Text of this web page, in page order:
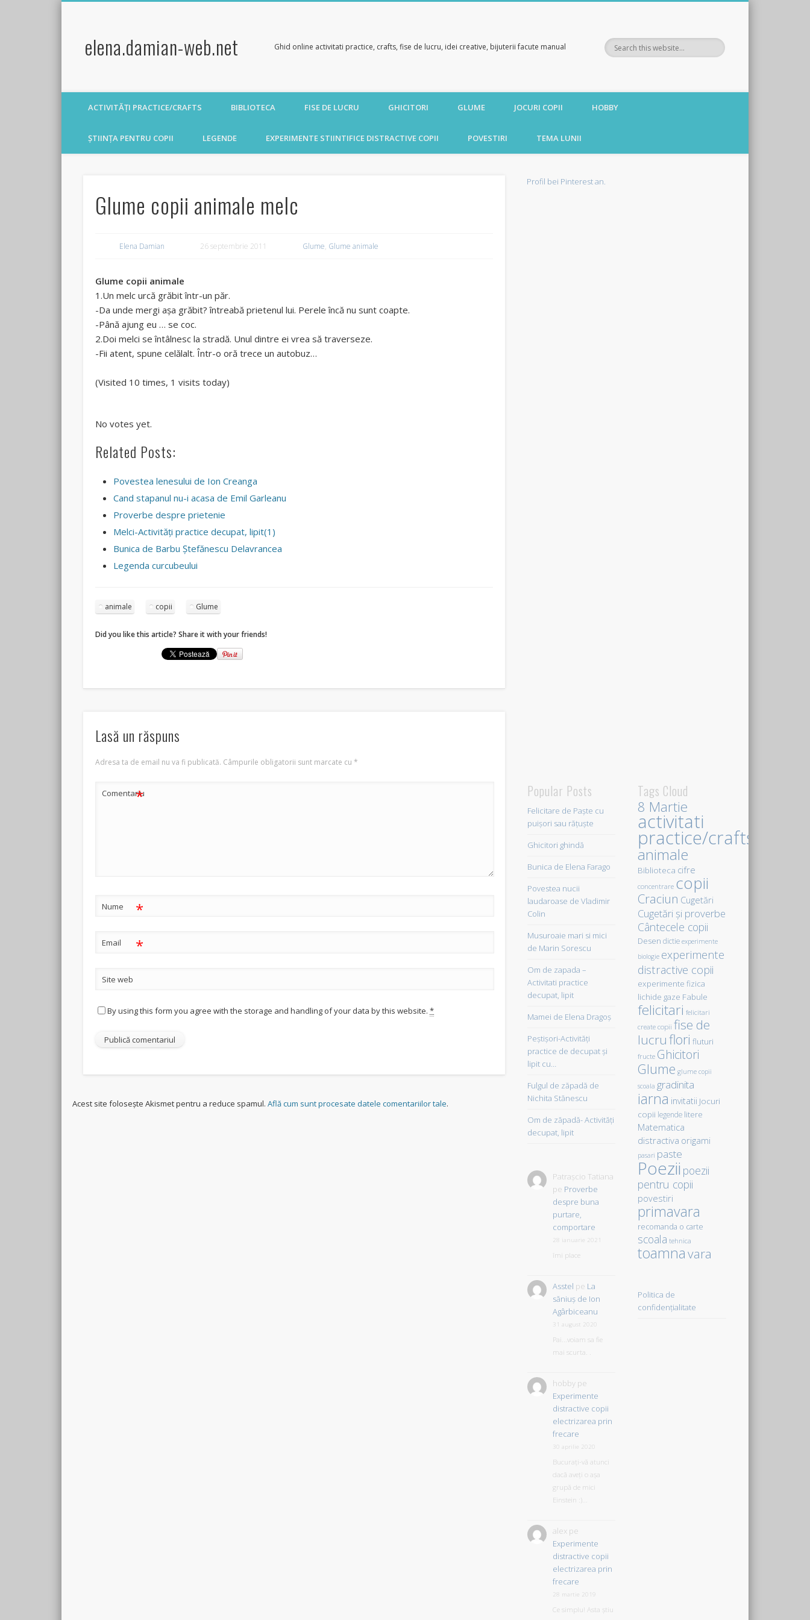
elena.damian-web.net Ghid online activitati practice, crafts, fise de lucru, idei creative, bijuterii facute manual
ACTIVITĂȚI PRACTICE/CRAFTS BIBLIOTECA FISE DE LUCRU GHICITORI GLUME JOCURI COPII HOBBY
ȘTIINȚA PENTRU COPII LEGENDE EXPERIMENTE STIINTIFICE DISTRACTIVE COPII POVESTIRI TEMA LUNII
Glume copii animale melc
Elena Damian 26 septembrie 2011 Glume, Glume animale
Glume copii animale
1.Un melc urcă grăbit într-un păr.
-Da unde mergi aşa grăbit? întreabă prietenul lui. Perele încă nu sunt coapte.
-Până ajung eu … se coc.
2.Doi melci se întâlnesc la stradă. Unul dintre ei vrea să traverseze.
-Fii atent, spune celălalt. Într-o oră trece un autobuz…
(Visited 10 times, 1 visits today)
No votes yet.
Related Posts:
Povestea lenesului de Ion Creanga
Cand stapanul nu-i acasa de Emil Garleanu
Proverbe despre prietenie
Melci-Activităţi practice decupat, lipit(1)
Bunica de Barbu Ştefănescu Delavrancea
Legenda curcubeului
animale copii Glume
Did you like this article? Share it with your friends!
Lasă un răspuns
Adresa ta de email nu va fi publicată. Câmpurile obligatorii sunt marcate cu*
Comentariu
*
Nume *
Email *
Site web
By using this form you agree with the storage and handling of your data by this website.*
Acest site folosește Akismet pentru a reduce spamul.Află cum sunt procesate datele comentariilor tale.
Profil bei Pinterest an.
Popular Posts
Felicitare de Paște cu
puișori sau rățuște
Ghicitori ghindă
Bunica de Elena Farago
Povestea nucii
laudaroase de Vladimir
Colin
Musuroaie mari si mici
de Marin Sorescu
Om de zapada –
Activitati practice
decupat, lipit
Mamei de Elena Dragoş
Peştişori-Activităţi
practice de decupat şi
lipit cu…
Fulgul de zăpadă de
Nichita Stănescu
Om de zăpadă- Activităţi
decupat, lipit
Patrașcio Tatiana
pe Proverbe
despre buna
purtare,
comportare
28 ianuarie 2021
îmi place
Asstel pe La
săniuş de Ion
Agârbiceanu
31 august 2020
Pai...voiam sa fie
mai scurta. .
hobbype
Experimente
distractive copii
electrizarea prin
frecare
30 aprilie 2020
Bucurați-vă atunci
dacă aveți o așa
grupă de mici
Einstein :)...
alexpe
Experimente
distractive copii
electrizarea prin
frecare
28 martie 2019
Ce simplu! Asta știu
Tags Cloud
8 Martie
activitati
practice/crafts
animale
Biblioteca cifre
concentrare copii
Craciun Cugetări
Cugetări şi proverbe
Cântecele copii
Desen dictie experimente
biologie experimente
distractive copii
experimente fizica
lichide gaze Fabule
felicitari felicitari
create copii fise de
lucruflori fluturi
fructe Ghicitori
Glume glume copii
scoala gradinita
iarna invitatii Jocuri
copii legende litere
Matematica
distractiva origami
pasari paste
Poezii poezii
pentru copii
povestiri
primavara
recomanda o carte
scoala tehnica
toamnavara
Politica de
confidențialitate